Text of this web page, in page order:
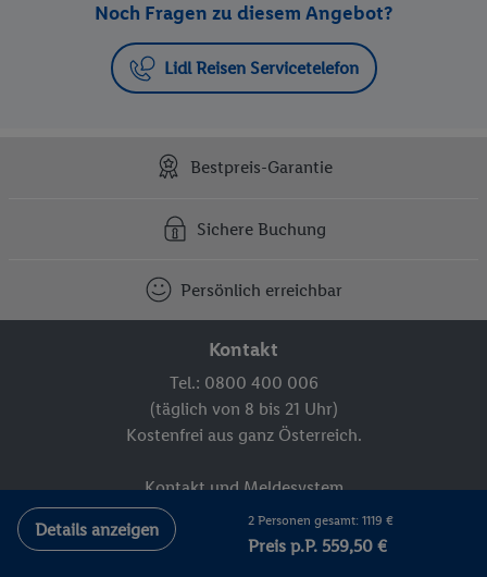
Noch Fragen zu diesem Angebot?
Lidl Reisen Servicetelefon
Details anzeigen 2 Personen gesamt: 1119 €
Preis p.P. 559,50 €
Bestpreis-Garantie
Sichere Buchung
Persönlich erreichbar
Kontakt
Tel.: 0800 400 006
(täglich von 8 bis 21 Uhr)
Kostenfrei aus ganz Österreich.
Kontakt und Meldesystem
FAQ